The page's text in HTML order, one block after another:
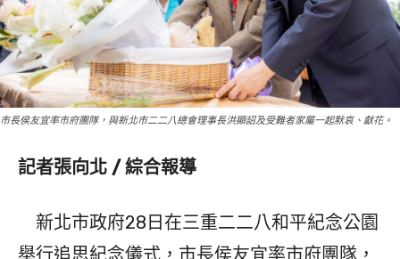
市長侯友宜率市府團隊，與新北市二二八總會理事長洪顯詔及受難者家屬一起默哀、獻花。
記者張向北 / 綜合報導
新北市政府28日在三重二二八和平紀念公園
舉行追思紀念儀式，市長侯友宜率市府團隊，